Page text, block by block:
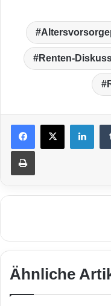
Renten-
LinkedIn
Drucken
Ähnliche